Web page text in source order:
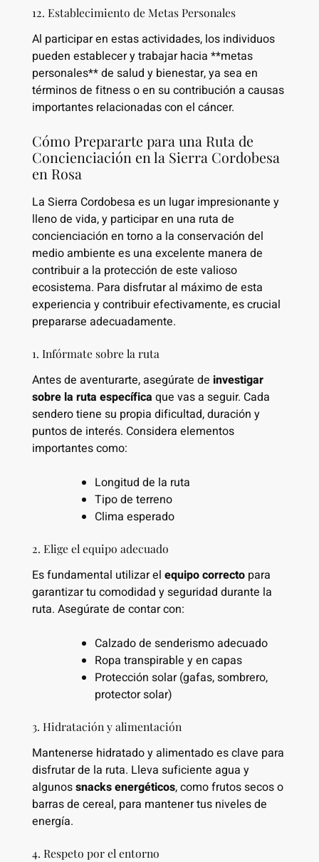
12. Establecimiento de Metas Personales
Al participar en estas actividades, los individuos
pueden establecer y trabajar hacia **metas
personales** de salud y bienestar, ya sea en
términos de fitness o en su contribución a causas
importantes relacionadas con el cáncer.
Cómo Prepararte para una Ruta de
Concienciación en la Sierra Cordobesa
en Rosa
La Sierra Cordobesa es un lugar impresionante y
lleno de vida, y participar en una ruta de
concienciación en torno a la conservación del
medio ambiente es una excelente manera de
contribuir a la protección de este valioso
ecosistema. Para disfrutar al máximo de esta
experiencia y contribuir efectivamente, es crucial
prepararse adecuadamente.
1. Infórmate sobre la ruta
Antes de aventurarte, asegúrate de investigar
sobre la ruta específica que vas a seguir. Cada
sendero tiene su propia dificultad, duración y
puntos de interés. Considera elementos
importantes como:
Longitud de la ruta
Tipo de terreno
Clima esperado
2. Elige el equipo adecuado
Es fundamental utilizar el equipo correctopara
garantizar tu comodidad y seguridad durante la
ruta. Asegúrate de contar con:
Calzado de senderismo adecuado
Ropa transpirable y en capas
Protección solar (gafas, sombrero,
protector solar)
3. Hidratación y alimentación
Mantenerse hidratado y alimentado es clave para
disfrutar de la ruta. Lleva suficiente agua y
algunossnacks energéticos, como frutos secos o
barras de cereal, para mantener tus niveles de
energía.
4. Respeto por el entorno